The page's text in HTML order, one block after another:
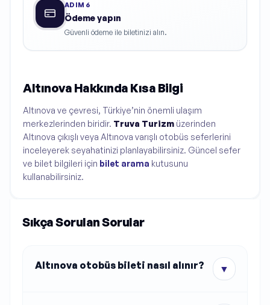
ADIM 6
Ödeme yapın
Güvenli ödeme ile biletinizi alın.
Altınova Hakkında Kısa Bilgi
Altınova ve çevresi, Türkiye’nin önemli ulaşım
merkezlerinden biridir. Truva Turizm üzerinden
Altınova çıkışlı veya Altınova varışlı otobüs seferlerini
inceleyerek seyahatinizi planlayabilirsiniz. Güncel sefer
ve bilet bilgileri için bilet arama kutusunu
kullanabilirsiniz.
Sıkça Sorulan Sorular
Altınova otobüs bileti nasıl alınır? ▼